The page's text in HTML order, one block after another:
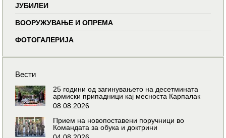
ЈУБИЛЕИ
ВООРУЖУВАЊЕ И ОПРЕМА
ФОТОГАЛЕРИЈА
Вести
25 години од загинувањето на десетмината
армиски припадници кај месноста Карпалак
08.08.2026
Прием на новопоставени поручници во
Командата за обука и доктрини